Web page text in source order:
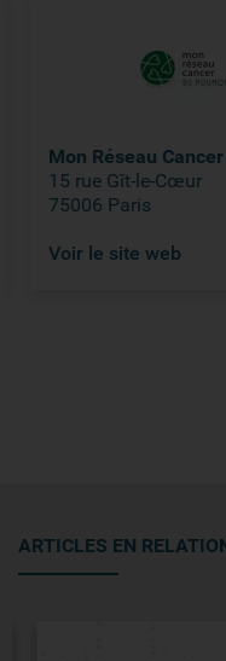
Mon Réseau Cancer
15 rue Gît-le-Cœur
75006 Paris
Voir le site web
ARTICLES EN